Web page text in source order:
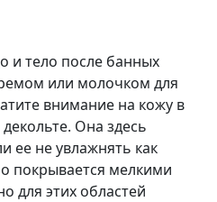
и тело после банных
или молочком для
внимание на кожу в
Она здесь
ее не увлажнять как
покрывается мелкими
для этих областей